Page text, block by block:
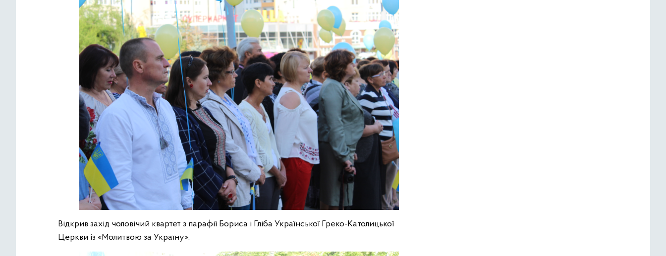
Відкрив захід чоловічий квартет з парафії Бориса і Гліба Української Греко-Католицької
Церкви із «Молитвою за Україну».